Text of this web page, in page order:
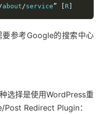
about/service” R
参考Google的搜索中心
选择是使用WordPress重
Post Redirect Plugin：